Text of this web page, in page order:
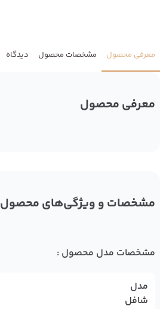
معرفی محصول مشخصات محصول دیدگاه
معرفی محصول
مشخصات و ویژگی‌های محصول
مشخصات مدل محصول :
مدل
شافل